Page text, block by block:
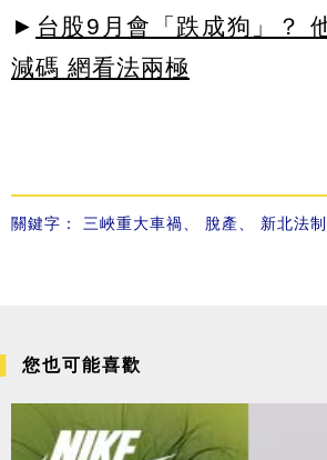
► 台股9月會「跌成狗」？
減碼 網看法兩極
關鍵字： 三峽重大車禍、 脫產、 新北法
您也可能喜歡